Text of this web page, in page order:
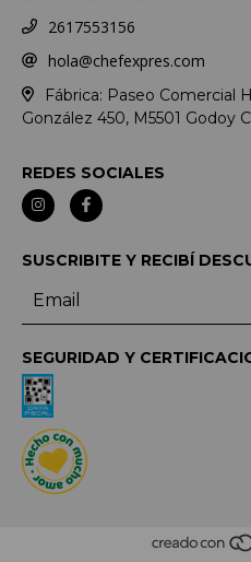
2617553156
hola@chefexpres.com
Fábrica: Paseo Comercial
González 450, M5501 Godoy
REDES SOCIALES
SUSCRIBITE Y RECIBÍ
SEGURIDAD Y